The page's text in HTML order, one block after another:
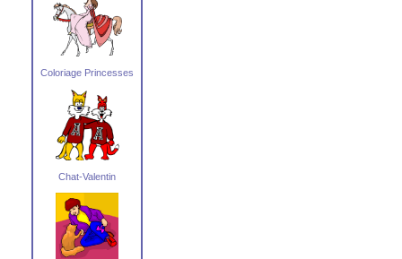
Coloriage Princesses
Chat-Valentin